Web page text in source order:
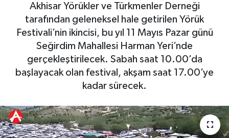
Akhisar Yörükler ve Türkmenler Derneği
tarafından geleneksel hale getirilen Yörük
Festivali’nin ikincisi, bu yıl 11 Mayıs Pazar günü
Seğirdim Mahallesi Harman Yeri’nde
gerçekleştirilecek. Sabah saat 10.00’da
başlayacak olan festival, akşam saat 17.00’ye
kadar sürecek.
Magazin
Duyurular
Kadın
Teknoloji
Yerel Haber
Ülke
Duyurular
Tarım-Gıda
Sektörel
Dünya